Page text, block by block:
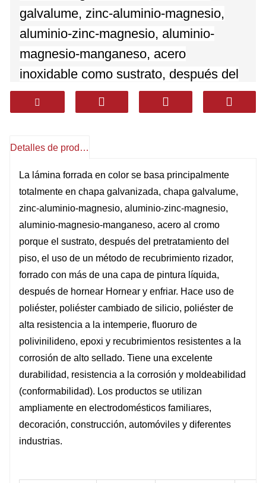
galvalume, zinc-aluminio-magnesio,
aluminio-zinc-magnesio, aluminio-
magnesio-manganeso, acero
inoxidable como sustrato, después del
pretratamiento de la superficie,
utilizando un método de recubrimiento
capas de pintura líquida, después de
hornear Hornear y enfriar. Utiliza
poliéster, poliéster modificado con
silicio, poliéster resistente a la
intemperie, fluoruro de polivinilideno,
epoxi y recubrimientos resistentes a la
corrosión de alto sellado. Tiene una
excelente durabilidad, resistencia a la
corrosión y moldeabilidad
(conformabilidad). Los productos son
ampliamente utilizados en
electrodomésticos, decoración,
construcción, automoción y otras
industrias.
Detalles de producto
La lámina forrada en color se basa principalmente
totalmente en chapa galvanizada, chapa galvalume,
zinc-aluminio-magnesio, aluminio-zinc-magnesio,
aluminio-magnesio-manganeso, acero al cromo
porque el sustrato, después del pretratamiento del
piso, el uso de un método de recubrimiento rizador,
forrado con más de una capa de pintura líquida,
después de hornear Hornear y enfriar. Hace uso de
poliéster, poliéster cambiado de silicio, poliéster de
alta resistencia a la intemperie, fluoruro de
polivinilideno, epoxi y recubrimientos resistentes a la
corrosión de alto sellado. Tiene una excelente
durabilidad, resistencia a la corrosión y moldeabilidad
(conformabilidad). Los productos se utilizan
ampliamente en electrodomésticos familiares,
decoración, construcción, automóviles y diferentes
industrias.